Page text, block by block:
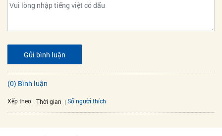
Gửi bình luận
(0) Bình luận
Xếp theo: Thời gian Số người thích